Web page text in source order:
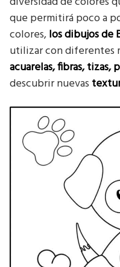
que permitirá poco a
colores,los dibujos de
utilizar con diferentes
acuarelas, fibras, tizas,
descubrir nuevas